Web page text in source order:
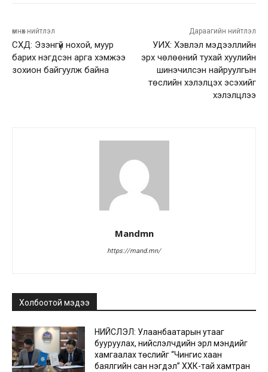
өмнөх нийтлэл
СХД: Эзэнгүй нохой, муур
барих нэгдсэн арга хэмжээ
зохион байгуулж байна
Дараагийн нийтлэл
УИХ: Хэвлэл мэдээллийн
эрх чөлөөний тухай хуулийн
шинэчилсэн найруулгын
төслийн хэлэлцэх эсэхийг
хэлэлцлээ
Mandmn
https://mand.mn/
Холбоотой мэдээ
НИЙСЛЭЛ: Улаанбаатарын утааг
бууруулах, нийслэлчүүдийн эрүүл мэндийг
хамгаалах төслийг “Чингис хаан
баялгийн сан нэгдэл” ХХК-тай хамтран